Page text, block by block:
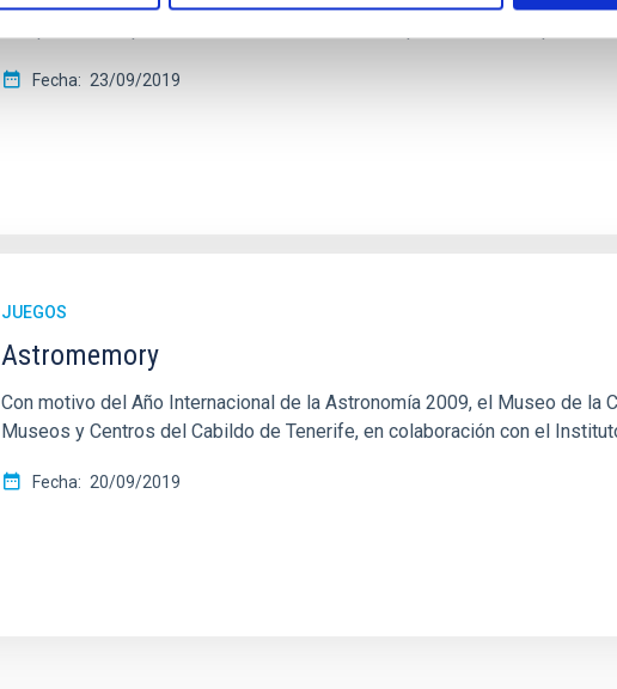
Fecha 23/09/2019
JUEGOS
Astromemory
Con motivo del Año Internacional de la Astronomía 2009, el Museo de la
Museos y Centros del Cabildo de Tenerife, en colaboración con el
Fecha 20/09/2019